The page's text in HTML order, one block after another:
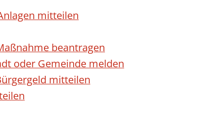
mitteilen
beantragen
oder Gemeinde melden
mitteilen